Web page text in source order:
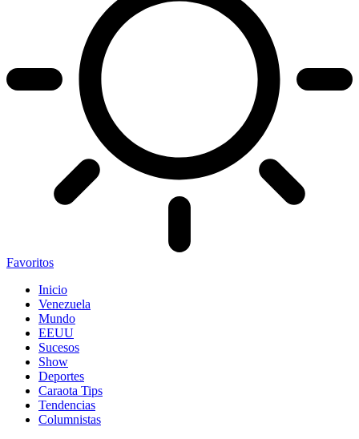
Favoritos
Inicio
Venezuela
Mundo
EEUU
Sucesos
Show
Deportes
Caraota Tips
Tendencias
Columnistas